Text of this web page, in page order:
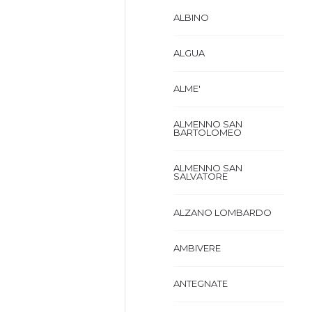
ALBINO
ALGUA
ALME'
ALMENNO SAN
BARTOLOMEO
ALMENNO SAN
SALVATORE
ALZANO LOMBARDO
AMBIVERE
ANTEGNATE